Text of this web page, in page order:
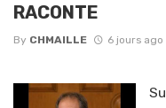
RACONTE
By CHMAILLE 6 jours ago